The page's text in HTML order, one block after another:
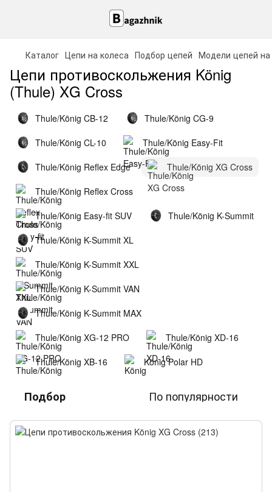
Каталог Цепи на колеса Подбор цепей Модели цепей на
Цепи противоскольжения König
(Thule) XG Cross
Thule/König CB-12
Thule/König CG-9
Thule/König CL-10
Thule/König Easy-Fit
Thule/König Reflex Edge
Thule/König XG Cross
Thule/König Reflex Cross
Thule/König Easy-fit SUV
Thule/König K-Summit
Thule/König K-Summit XL
Thule/König K-Summit XXL
Thule/König K-Summit VAN
Thule/König K-Summit MAX
Thule/König XG-12 PRO
Thule/König XD-16
Thule/König XB-16
König Polar HD
Подбор По популярности